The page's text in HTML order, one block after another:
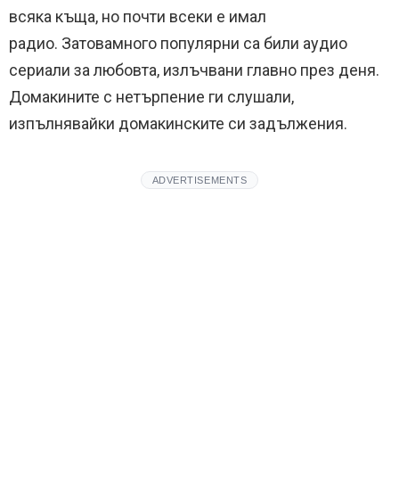
всяка къща, но почти всеки е имал
радио. Затовамного популярни са били аудио
сериали за любовта, излъчвани главно през деня.
Домакините с нетърпение ги слушали,
изпълнявайки домакинските си задължения.
ADVERTISEMENTS